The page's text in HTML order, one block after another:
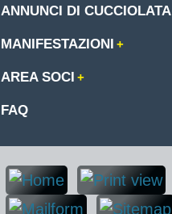
ANNUNCI DI CUCCIOLATA
MANIFESTAZIONI
AREA SOCI
FAQ